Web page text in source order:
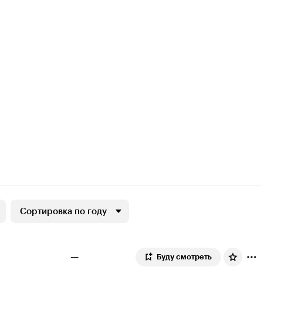
Сортировка по году
— Буду смотреть